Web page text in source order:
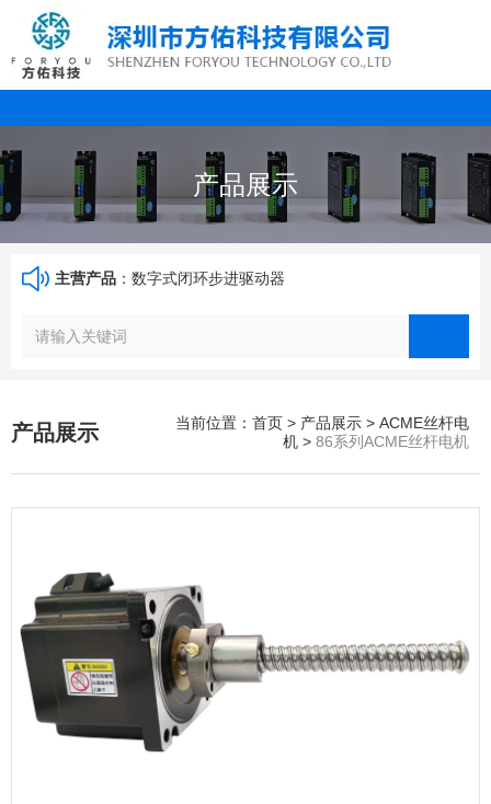
产品展示
主营产品 ：数字式闭环步进驱动器
产品展示 当前位置：首页 > 产品展示 > ACME丝杆电
机 > 86系列ACME丝杆电机